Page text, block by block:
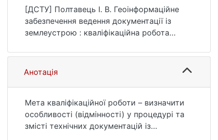
[Бакалаврська робота, Київський
національний університет імені Тараса
Шевченка]. eKNUTSHIR.
https://ir.library.knu.ua/handle/15071834/495
3
[ДСТУ] Полтавець І. В. Геоінформаційне
забезпечення ведення документації із
землеустрою : кваліфікаційна робота
/ наук. кер. О. Ю. Яценко. Київ, 2024. URL:
https://ir.library.knu.ua/handle/15071834/495
3 (дата звернення: 25.07.2026).
Анотація
Мета кваліфікаційної роботи – визначити
особливості (відмінності) у процедурі та
змісті технічних документацій із